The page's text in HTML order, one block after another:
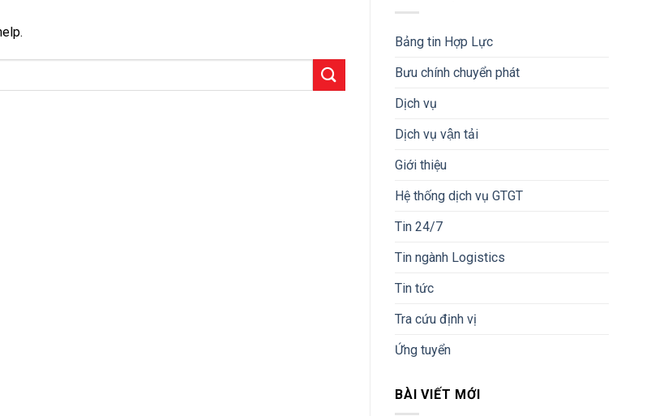
Bảng tin Hợp Lực
Bưu chính chuyển phát
Dịch vụ
Dịch vụ vận tải
Giới thiệu
Hệ thống dịch vụ GTGT
Tin 24/7
Tin ngành Logistics
Tin tức
Tra cứu định vị
Ứng tuyển
BÀI VIẾT MỚI